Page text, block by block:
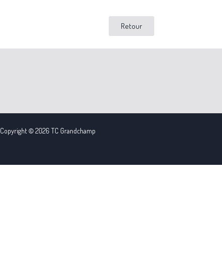
Retour
Copyright © 2026 TC Grandchamp